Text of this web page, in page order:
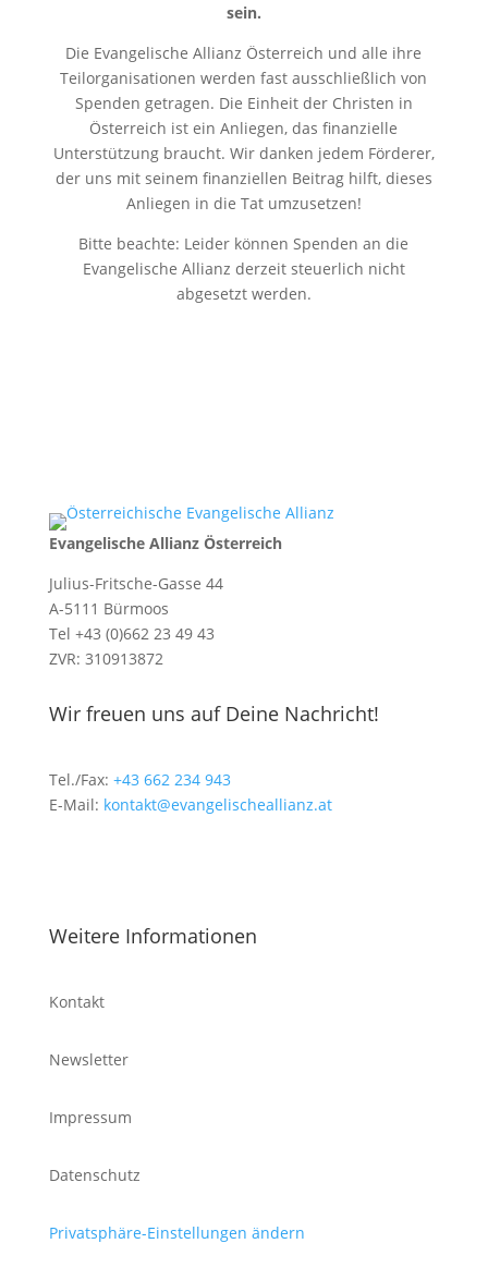
sein.
Die Evangelische Allianz Österreich und alle ihre
Teilorganisationen werden fast ausschließlich von
Spenden getragen. Die Einheit der Christen in
Österreich ist ein Anliegen, das finanzielle
Unterstützung braucht. Wir danken jedem Förderer,
der uns mit seinem finanziellen Beitrag hilft, dieses
Anliegen in die Tat umzusetzen!
Bitte beachte: Leider können Spenden an die
Evangelische Allianz derzeit steuerlich nicht
abgesetzt werden.
Evangelische Allianz Österreich
Julius-Fritsche-Gasse 44
A-5111 Bürmoos
Tel +43 (0)662 23 49 43
ZVR: 310913872
Wir freuen uns auf Deine Nachricht!
Tel./Fax: +43 662 234 943
E-Mail: kontakt@evangelischeallianz.at
Weitere Informationen
Kontakt
Newsletter
Impressum
Datenschutz
Privatsphäre-Einstellungen ändern